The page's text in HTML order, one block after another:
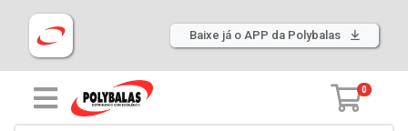
Baixe já o APP da Polybalas
0